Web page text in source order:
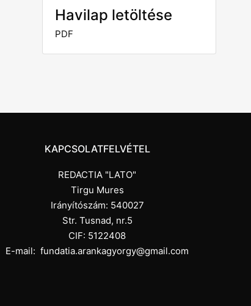
Havilap letöltése
PDF
KAPCSOLATFELVÉTEL
REDACTIA "LATO"
Tirgu Mures
Irányítószám: 540027
Str. Tusnad, nr.5
CIF: 5122408
E-mail: fundatia.arankagyorgy@gmail.com